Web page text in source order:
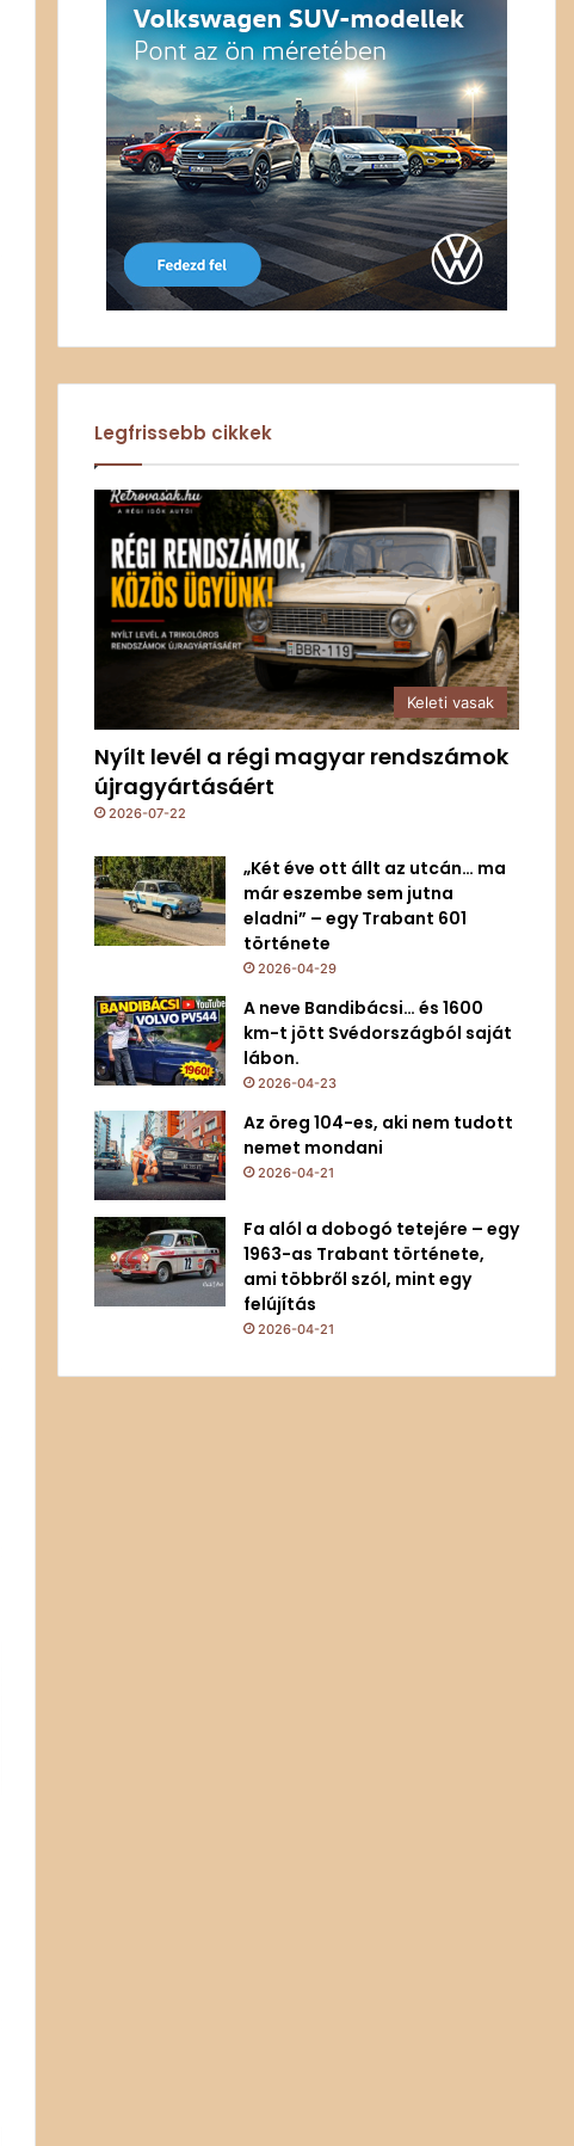
Legfrissebb cikkek
Keleti vasak
Nyílt levél a régi magyar rendszámok
újragyártásáért
2026-07-22
„Két éve ott állt az utcán… ma
már eszembe sem jutna
eladni” – egy Trabant 601
története
2026-04-29
A neve Bandibácsi… és 1600
km-t jött Svédországból saját
lábon.
2026-04-23
Az öreg 104-es, aki nem tudott
nemet mondani
2026-04-21
Fa alól a dobogó tetejére – egy
1963-as Trabant története,
ami többről szól, mint egy
felújítás
2026-04-21